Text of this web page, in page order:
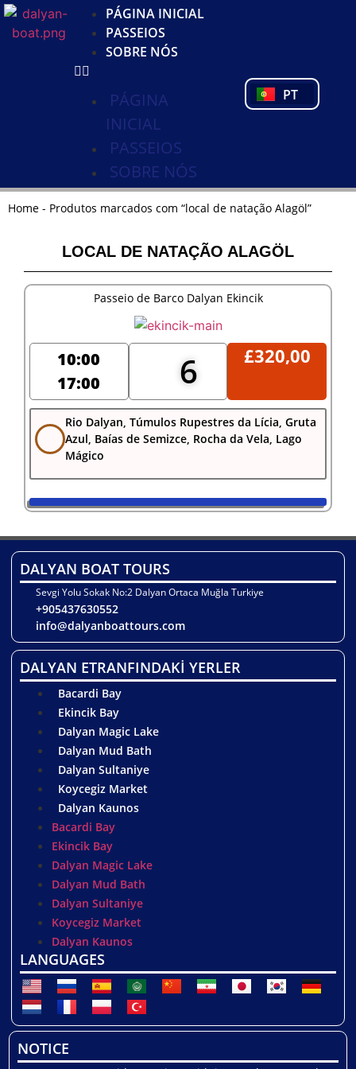
PÁGINA INICIAL
PASSEIOS
SOBRE NÓS
PÁGINA
INICIAL
PASSEIOS
SOBRE NÓS
PT
PL
TR
Home - Produtos marcados com “local de natação Alagöl”
LOCAL DE NATAÇÃO ALAGÖL
Passeio de Barco Dalyan Ekincik
10:00
17:00
6 £320,00
Rio Dalyan, Túmulos Rupestres da Lícia, Gruta
Azul, Baías de Semizce, Rocha da Vela, Lago
Mágico
DALYAN BOAT TOURS
Sevgi Yolu Sokak No:2 Dalyan Ortaca Muğla Turkiye
+905437630552
info@dalyanboattours.com
DALYAN ETRANFINDAKİ YERLER
Bacardi Bay
Ekincik Bay
Dalyan Magic Lake
Dalyan Mud Bath
Dalyan Sultaniye
Koycegiz Market
Dalyan Kaunos
Bacardi Bay
Ekincik Bay
Dalyan Magic Lake
Dalyan Mud Bath
Dalyan Sultaniye
Koycegiz Market
Dalyan Kaunos
LANGUAGES
NOTICE